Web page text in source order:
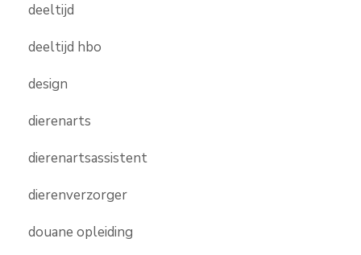
deeltijd
deeltijd hbo
design
dierenarts
dierenartsassistent
dierenverzorger
douane opleiding